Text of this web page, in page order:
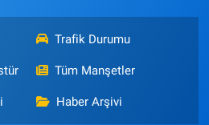
Trafik Durumu
Tüm Manşetler
Haber Arşivi